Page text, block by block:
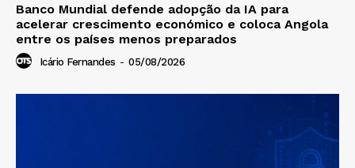
Banco Mundial defende adopção da IA para
acelerar crescimento económico e coloca Angola
entre os países menos preparados
Icário Fernandes - 05/08/2026